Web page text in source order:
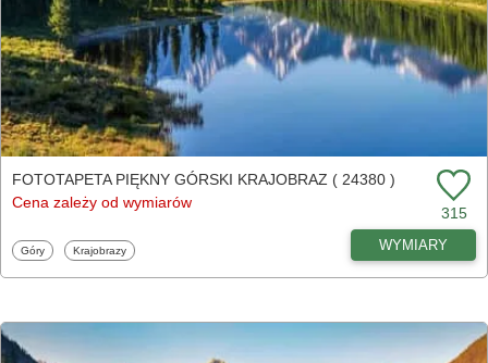
FOTOTAPETA PIĘKNY GÓRSKI KRAJOBRAZ ( 24380 )
Cena zależy od wymiarów
315
Fototapety
Góry Fototapety
Krajobrazy WYMIARY